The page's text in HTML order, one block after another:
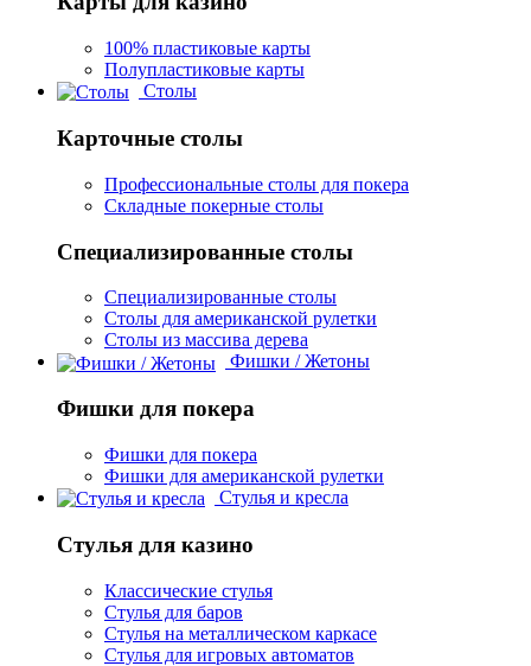
100% пластиковые карты
Полупластиковые карты
Столы
Карточные столы
Профессиональные столы для покера
Складные покерные столы
Специализированные столы
Специализированные столы
Столы для американской рулетки
Столы из массива дерева
Фишки / Жетоны
Фишки для покера
Фишки для покера
Фишки для американской рулетки
Стулья и кресла
Стулья для казино
Классические стулья
Стулья для баров
Стулья на металлическом каркасе
Стулья для игровых автоматов